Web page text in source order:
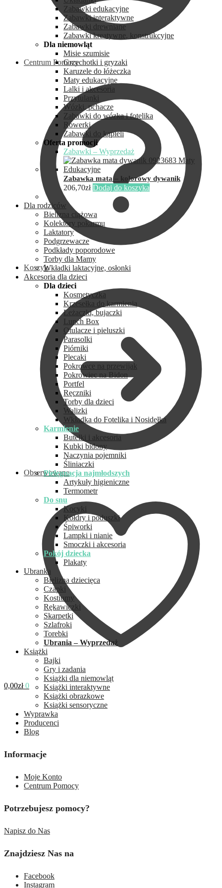
Centrum Pomocy
Koszyk
Obserwowane
0,00zł 0
Zabawki edukacyjne
Zabawki interaktywne
Zabawki drewniane
Zabawki kreatywne, konstrukcyjne
Dla niemowląt
Misie szumisie
Grzechotki i gryzaki
Karuzele do łóżeczka
Maty edukacyjne
Lalki i akcesoria
Przytulanki
Wózki, pchacze
Zabawki do wózka i fotelika
Rowerki
Zabawki do kąpieli
Oferta promocji
Zabawki – Wyprzedaż
Zabawka mata – kolorowy dywanik
206,70zł Dodaj do koszyka
Dla rodziców
Bielizna ciążowa
Kolektory pokarmu
Laktatory
Podgrzewacze
Podkłady poporodowe
Torby dla Mamy
Wkładki laktacyjne, osłonki
Akcesoria dla dzieci
Dla dzieci
Kosmetyczka
Krzesełka do karmienia
Leżaczki, bujaczki
Lunch Box
Otulacze i pieluszki
Parasolki
Piórniki
Plecaki
Pokrowce na przewijak
Pokrowiec na Bidon
Portfel
Ręczniki
Torby dla dzieci
Walizki
Wkładka do Fotelika i Nosidełka
Karmienie
Butelki i akcesoria
Kubki bidony
Naczynia pojemniki
Śliniaczki
Pielęgnacja najmłodszych
Artykuły higieniczne
Termometr
Do snu
Kocyki
Kołdry i poduszki
Śpiworki
Lampki i nianie
Smoczki i akcesoria
Pokój dziecka
Plakaty
Ubranka
Bielizna dziecięca
Czapki
Kostiumy
Rękawiczki
Skarpetki
Szlafroki
Torebki
Ubrania – Wyprzedaż
Książki
Bajki
Gry i zadania
Książki dla niemowląt
Książki interaktywne
Książki obrazkowe
Książki sensoryczne
Wyprawka
Producenci
Blog
Informacje
Moje Konto
Centrum Pomocy
Potrzebujesz pomocy?
Napisz do Nas
Znajdziesz Nas na
Facebook
Instagram